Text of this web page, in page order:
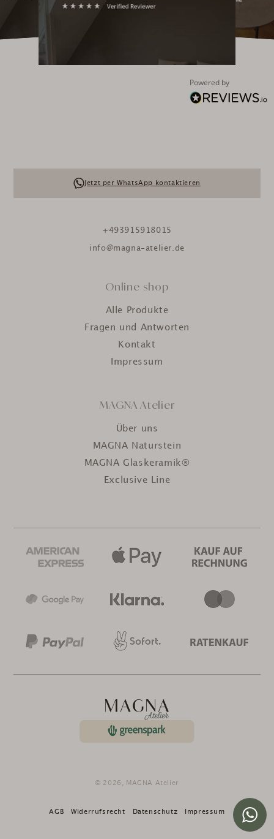
Powered by
Jetzt per WhatsApp kontaktieren
+493915918015
info@magna-atelier.de
Online shop
Alle Produkte
Fragen und Antworten
Kontakt
Impressum
MAGNA Atelier
Über uns
MAGNA Naturstein
MAGNA Glaskeramik®
Exclusive Line
© 2026, MAGNA Atelier
AGB Widerrufsrecht Datenschutz Impressum